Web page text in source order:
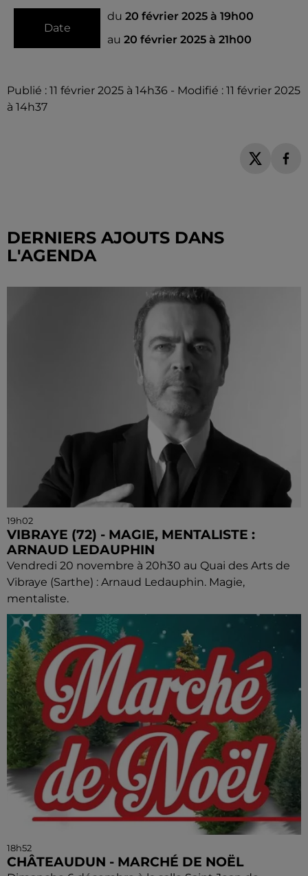
Date
du 20 février 2025 à 19h00
au 20 février 2025 à 21h00
Publié : 11 février 2025 à 14h36 - Modifié : 11 février 2025
à 14h37
DERNIERS AJOUTS DANS
L'AGENDA
19h02
VIBRAYE (72) - MAGIE, MENTALISTE :
ARNAUD LEDAUPHIN
Vendredi 20 novembre à 20h30 au Quai des Arts de
Vibraye (Sarthe) : Arnaud Ledauphin. Magie,
mentaliste.
18h52
CHÂTEAUDUN - MARCHÉ DE NOËL